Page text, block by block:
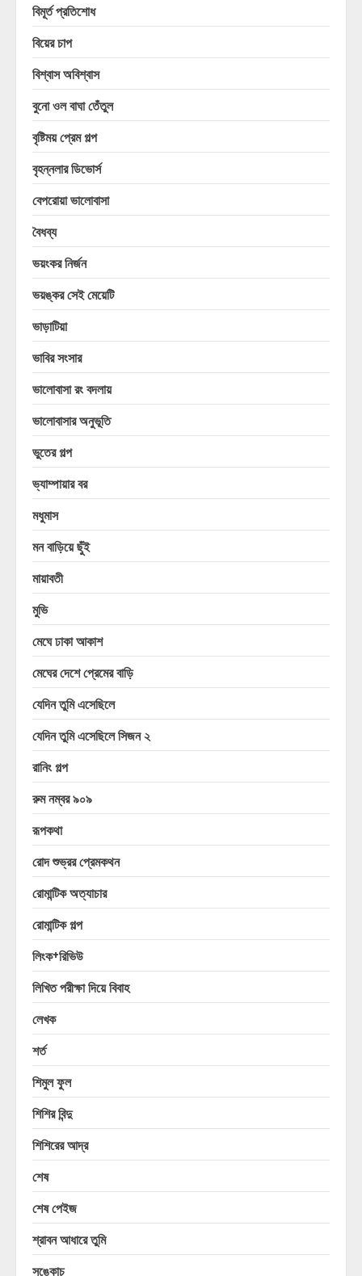
বিমূর্ত প্রতিশোধ
বিয়ের চাপ
বিশ্বাস অবিশ্বাস
বুনো ওল বাঘা তেঁতুল
বৃষ্টিময় প্রেম গল্প
বৃহন্নলার ডিভোর্স
বেপরোয়া ভালোবাসা
বৈধব্য
ভয়ংকর নির্জন
ভয়ঙ্কর সেই মেয়েটি
ভাড়াটিয়া
ভাবির সংসার
ভালোবাসা রং বদলায়
ভালোবাসার অনুভূতি
ভুতের গল্প
ভ্যাম্পায়ার বর
মধুমাস
মন বাড়িয়ে ছুঁই
মায়াবতী
মুভি
মেঘে ঢাকা আকাশ
মেঘের দেশে প্রেমের বাড়ি
যেদিন তুমি এসেছিলে
যেদিন তুমি এসেছিলে সিজন ২
রানিং গল্প
রুম নম্বর ৯০৯
রূপকথা
রোদ শুভ্রর প্রেমকথন
রোমান্টিক অত্যাচার
রোমান্টিক গল্প
লিংক+রিভিউ
লিখিত পরীক্ষা দিয়ে বিবাহ
লেখক
শর্ত
শিমুল ফুল
শিশির বিন্দু
শিশিরের আদ্র
শেষ
শেষ পেইজ
শ্রাবন আধারে তুমি
সঙ্কোচ